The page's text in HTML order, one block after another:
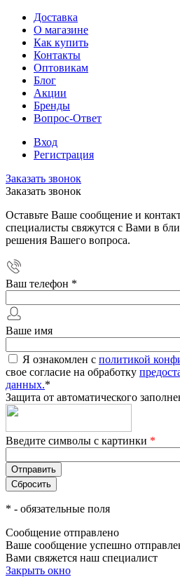
Доставка
О магазине
Как купить
Контакты
Оптовикам
Блог
Акции
Бренды
Вопрос-Ответ
Вход
Регистрация
Заказать звонок
Заказать звонок
Оставьте Ваше сообщение и
специалисты свяжутся с Вами в
решения Вашего вопроса.
Ваш телефон *
Ваше имя
Я ознакомлен с политикой
свое согласие на обработку
данных.*
Защита от автоматического
Введите символы с картинки *
* - обязательные поля
Сообщение отправлено
Ваше сообщение успешно
Вами свяжется наш специалист
Закрыть окно